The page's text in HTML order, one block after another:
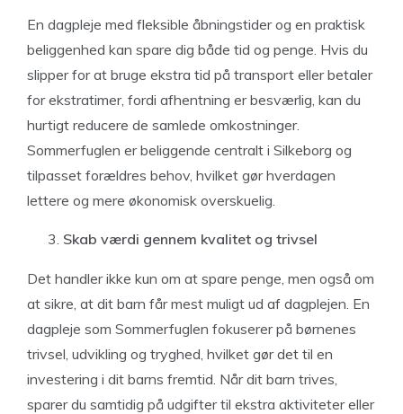
En dagpleje med fleksible åbningstider og en praktisk
beliggenhed kan spare dig både tid og penge. Hvis du
slipper for at bruge ekstra tid på transport eller betaler
for ekstratimer, fordi afhentning er besværlig, kan du
hurtigt reducere de samlede omkostninger.
Sommerfuglen er beliggende centralt i Silkeborg og
tilpasset forældres behov, hvilket gør hverdagen
lettere og mere økonomisk overskuelig.
Skab værdi gennem kvalitet og trivsel
Det handler ikke kun om at spare penge, men også om
at sikre, at dit barn får mest muligt ud af dagplejen. En
dagpleje som Sommerfuglen fokuserer på børnenes
trivsel, udvikling og tryghed, hvilket gør det til en
investering i dit barns fremtid. Når dit barn trives,
sparer du samtidig på udgifter til ekstra aktiviteter eller